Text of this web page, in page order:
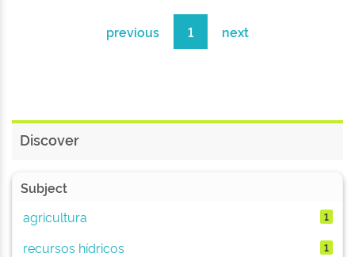
previous 1 next
Discover
Subject
agricultura
1
recursos hídricos 1